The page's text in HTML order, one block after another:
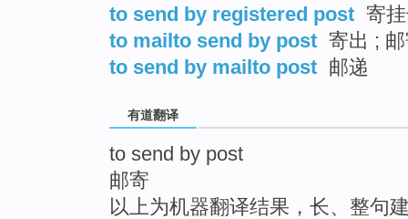
to send by registered post 寄
to mailto send by post 寄出 ;
to send by mailto post 邮递
有道翻译
to send by post
邮寄
以上为机器翻译结果，长、整句